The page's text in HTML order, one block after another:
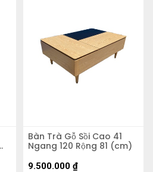
Bàn Trà Gỗ Sồi Cao 41
Ngang 120 Rộng 81 (cm)
9.500.000 ₫